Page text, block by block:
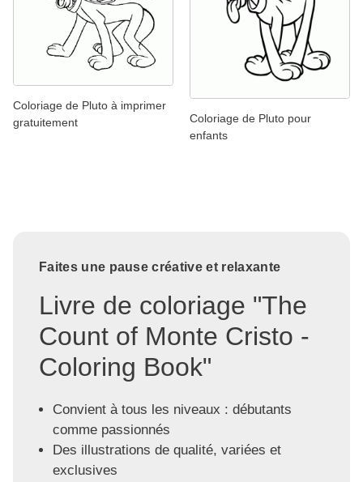
Coloriage de Pluto à imprimer
gratuitement
Coloriage de Pluto pour
enfants
Faites une pause créative et relaxante
Livre de coloriage "The
Count of Monte Cristo -
Coloring Book"
Convient à tous les niveaux : débutants
comme passionnés
Des illustrations de qualité, variées et
exclusives